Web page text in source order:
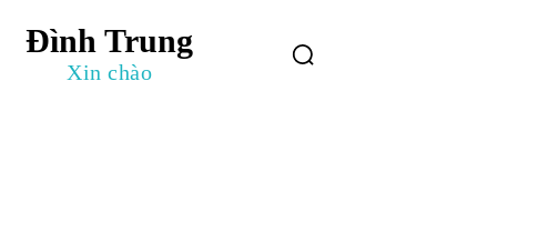
Đình Trung
Xin chào